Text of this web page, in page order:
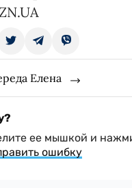
Елена
ее мышкой и
ошибку